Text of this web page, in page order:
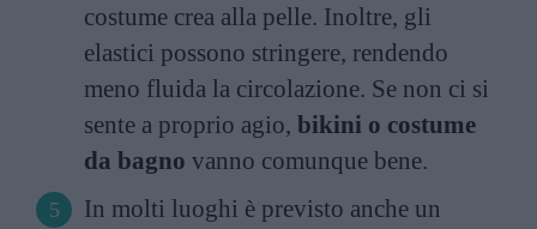
costume crea alla pelle. Inoltre, gli
elastici possono stringere, rendendo
meno fluida la circolazione. Se non ci si
sente a proprio agio, bikini o costume
da bagno vanno comunque bene.
In molti luoghi è previsto anche un